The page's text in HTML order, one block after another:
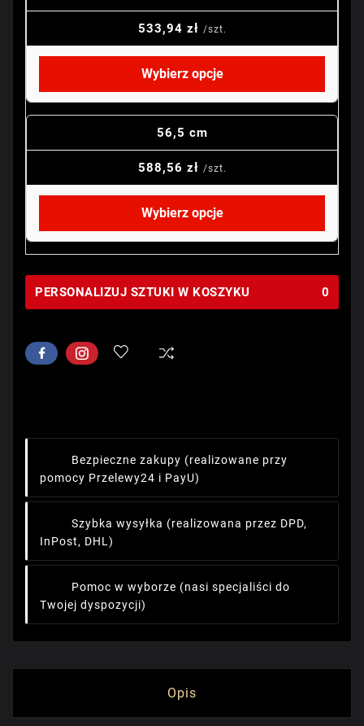
533,94 zł /szt.
Wybierz opcje
56,5 cm
588,56 zł /szt.
Wybierz opcje
PERSONALIZUJ SZTUKI W KOSZYKU 0
Bezpieczne zakupy (realizowane przy
pomocy Przelewy24 i PayU)
Szybka wysyłka (realizowana przez DPD,
InPost, DHL)
Pomoc w wyborze (nasi specjaliści do
Twojej dyspozycji)
Opis